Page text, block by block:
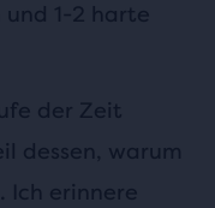
1-2 harte
der Zeit
dessen, warum
Ich erinnere